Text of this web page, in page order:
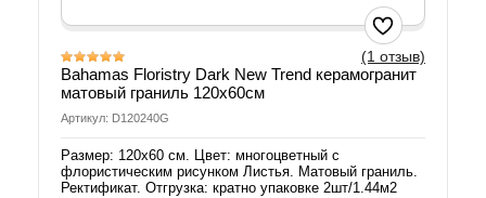
(1 отзыв)
Bahamas Floristry Dark New Trend керамогранит
матовый граниль 120х60см
Артикул: D120240G
Размер: 120х60 см. Цвет: многоцветный с
флористическим рисунком Листья. Матовый граниль.
Ректификат. Отгрузка: кратно упаковке 2шт/1.44м2